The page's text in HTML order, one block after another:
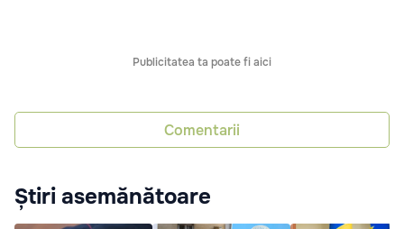
Publicitatea ta poate fi aici
Comentarii
Știri asemănătoare